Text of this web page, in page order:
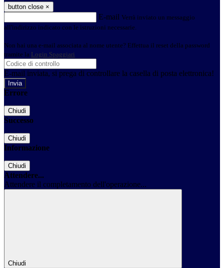
button close ×
E-mail Verrà inviato un messaggio
all'indirizzo indicato con le istruzioni necessarie.
Non hai una e-mail associata al nome utente? Effettua il reset della password
tramite la Login Spaggiari
E-mail inviata, si prega di controllare la casella di posta elettronica!
Errore
Chiudi
Successo
Chiudi
Informazione
Chiudi
Attendere...
Attendere il completamento dell'operazione...
Chiudi